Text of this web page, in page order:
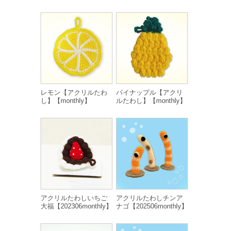
レモン【アクリルたわ
し】【monthly】
パイナップル【アクリ
ルたわし】【monthly】
アクリルたわしいちご
大福【202306monthly】
アクリルたわしチンア
ナゴ【202506monthly】